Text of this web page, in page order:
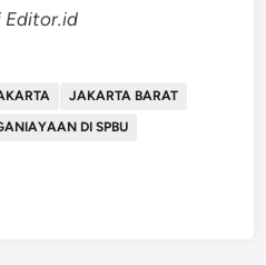
Editor.id
JAKARTA BARAT
DI SPBU